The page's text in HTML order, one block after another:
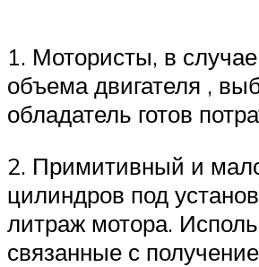
1. Мотористы, в
объема двигателя ,
обладатель готов
2. Примитивный и
цилиндров под
литраж мотора.
связанные с